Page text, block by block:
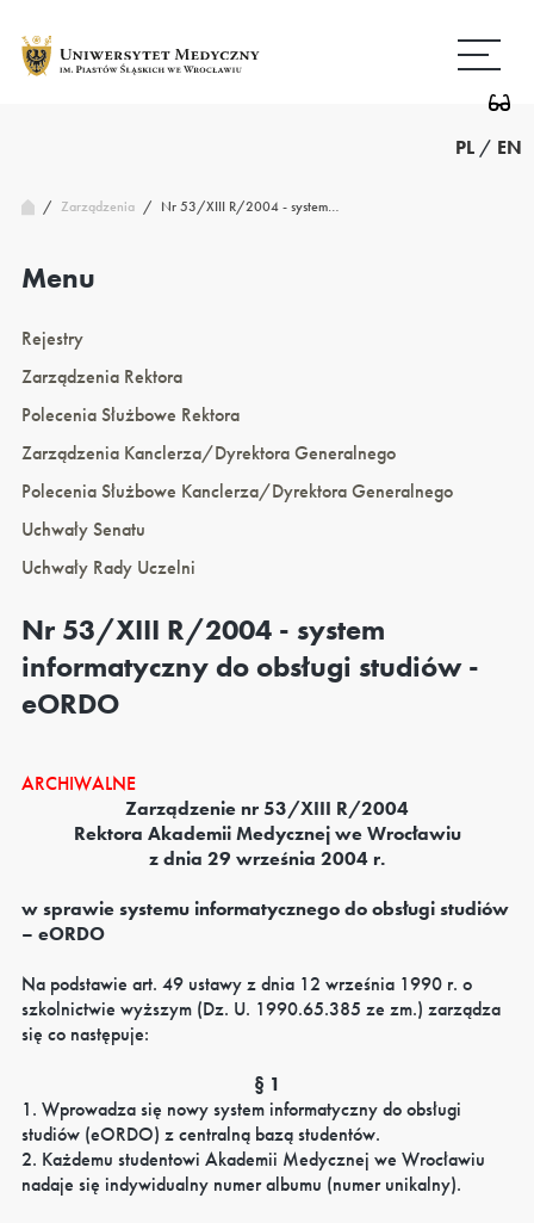
treści
strony
PL / EN
/ Zarządzenia / Nr 53/XIII R/2004 - system…
Menu
Rejestry
Zarządzenia Rektora
Polecenia Służbowe Rektora
Zarządzenia Kanclerza/Dyrektora Generalnego
Polecenia Służbowe Kanclerza/Dyrektora Generalnego
Uchwały Senatu
Uchwały Rady Uczelni
Nr 53/XIII R/2004 - system
informatyczny do obsługi studiów -
eORDO
ARCHIWALNE
Zarządzenie nr 53/XIII R/2004
Rektora Akademii Medycznej we Wrocławiu
z dnia 29 września 2004 r.
w sprawie systemu informatycznego do obsługi studiów
– eORDO
Na podstawie art. 49 ustawy z dnia 12 września 1990 r. o
szkolnictwie wyższym (Dz. U. 1990.65.385 ze zm.) zarządza
się co następuje:
§ 1
1. Wprowadza się nowy system informatyczny do obsługi
studiów (eORDO) z centralną bazą studentów.
2. Każdemu studentowi Akademii Medycznej we Wrocławiu
nadaje się indywidualny numer albumu (numer unikalny).